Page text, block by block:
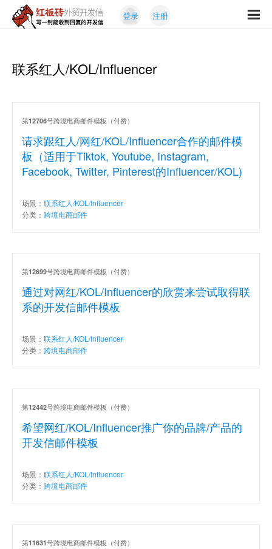
红
外
信
封
能
登录 注册
联系红人/KOL/Influencer
请求跟红人/网红/KOL/Influencer合作的邮件模
板（适用于Tiktok, Youtube, Instagram,
Facebook, Twitter, Pinterest的Influencer/KOL)
第12706号跨境电商邮件模板（付费）
场景： 联系红人/KOL/Influencer
分类： 跨境电商邮件
通过对网红/KOL/Influencer的欣赏来尝试取得联
系的开发信邮件模板
第12699号跨境电商邮件模板（付费）
场景： 联系红人/KOL/Influencer
分类： 跨境电商邮件
希望网红/KOL/Influencer推广你的品牌/产品的
开发信邮件模板
第12442号跨境电商邮件模板（付费）
场景： 联系红人/KOL/Influencer
分类： 跨境电商邮件
第11631号跨境电商邮件模板（付费）